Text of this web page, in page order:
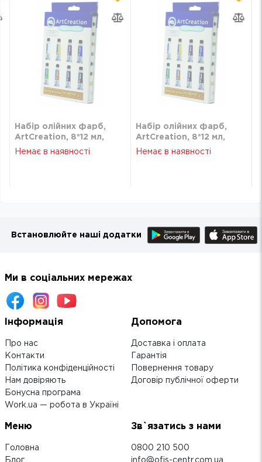
Набір олійних фарб,
ArtCreation, 8*12 мл,
Royal Talens
Немає в наявності
Набір олійних фарб,
ArtCreation, 8*12 мл,
Royal Talens
Немає в наявності
Встановлюйте наші додатки
Ми в соціальних мережах
Інформація
Про нас
Контакти
Політика конфіденційності
Нам довіряють
Бонусна програма
Work.ua — робота в Україні
Допомога
Доставка і оплата
Гарантія
Повернення товару
Договір публічної оферти
Меню
Головна
Блог
Зв`язатись з нами
0800 210 500
info@ofis-centr.com.ua